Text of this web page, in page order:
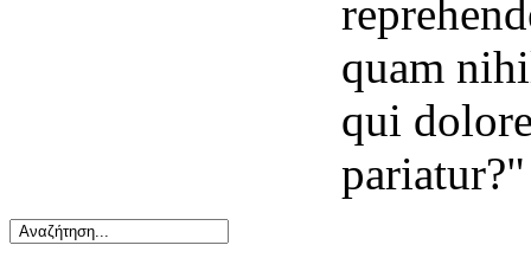
quam
qui
pariatur?"